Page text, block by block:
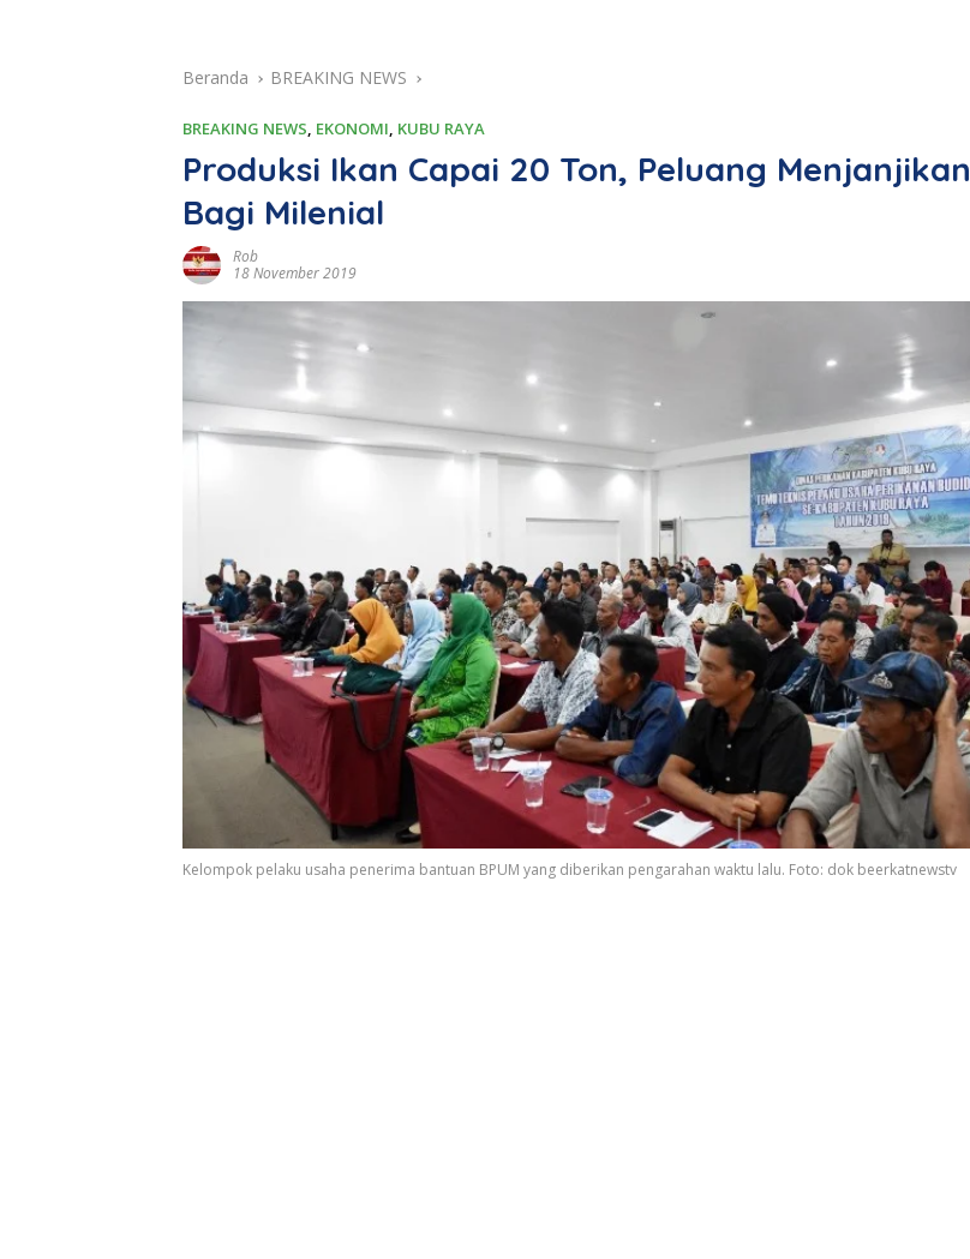
Beranda BREAKING NEWS
BREAKING NEWS, EKONOMI, KUBU RAYA
Produksi Ikan Capai 20 Ton, Peluang Menjanjikan
Bagi Milenial
Rob
18 November 2019
Kelompok pelaku usaha penerima bantuan BPUM yang diberikan pengarahan waktu lalu. Foto: dok beerkatnewstv